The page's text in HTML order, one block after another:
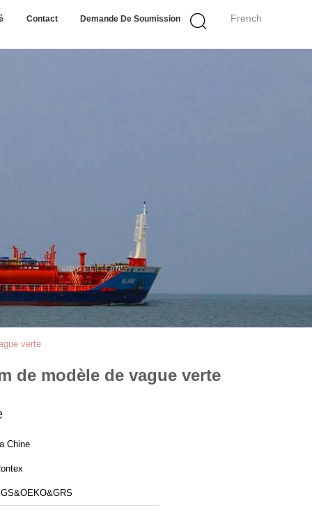
French
Contact Demande De Soumission
verte
de modèle de vague verte
Chine